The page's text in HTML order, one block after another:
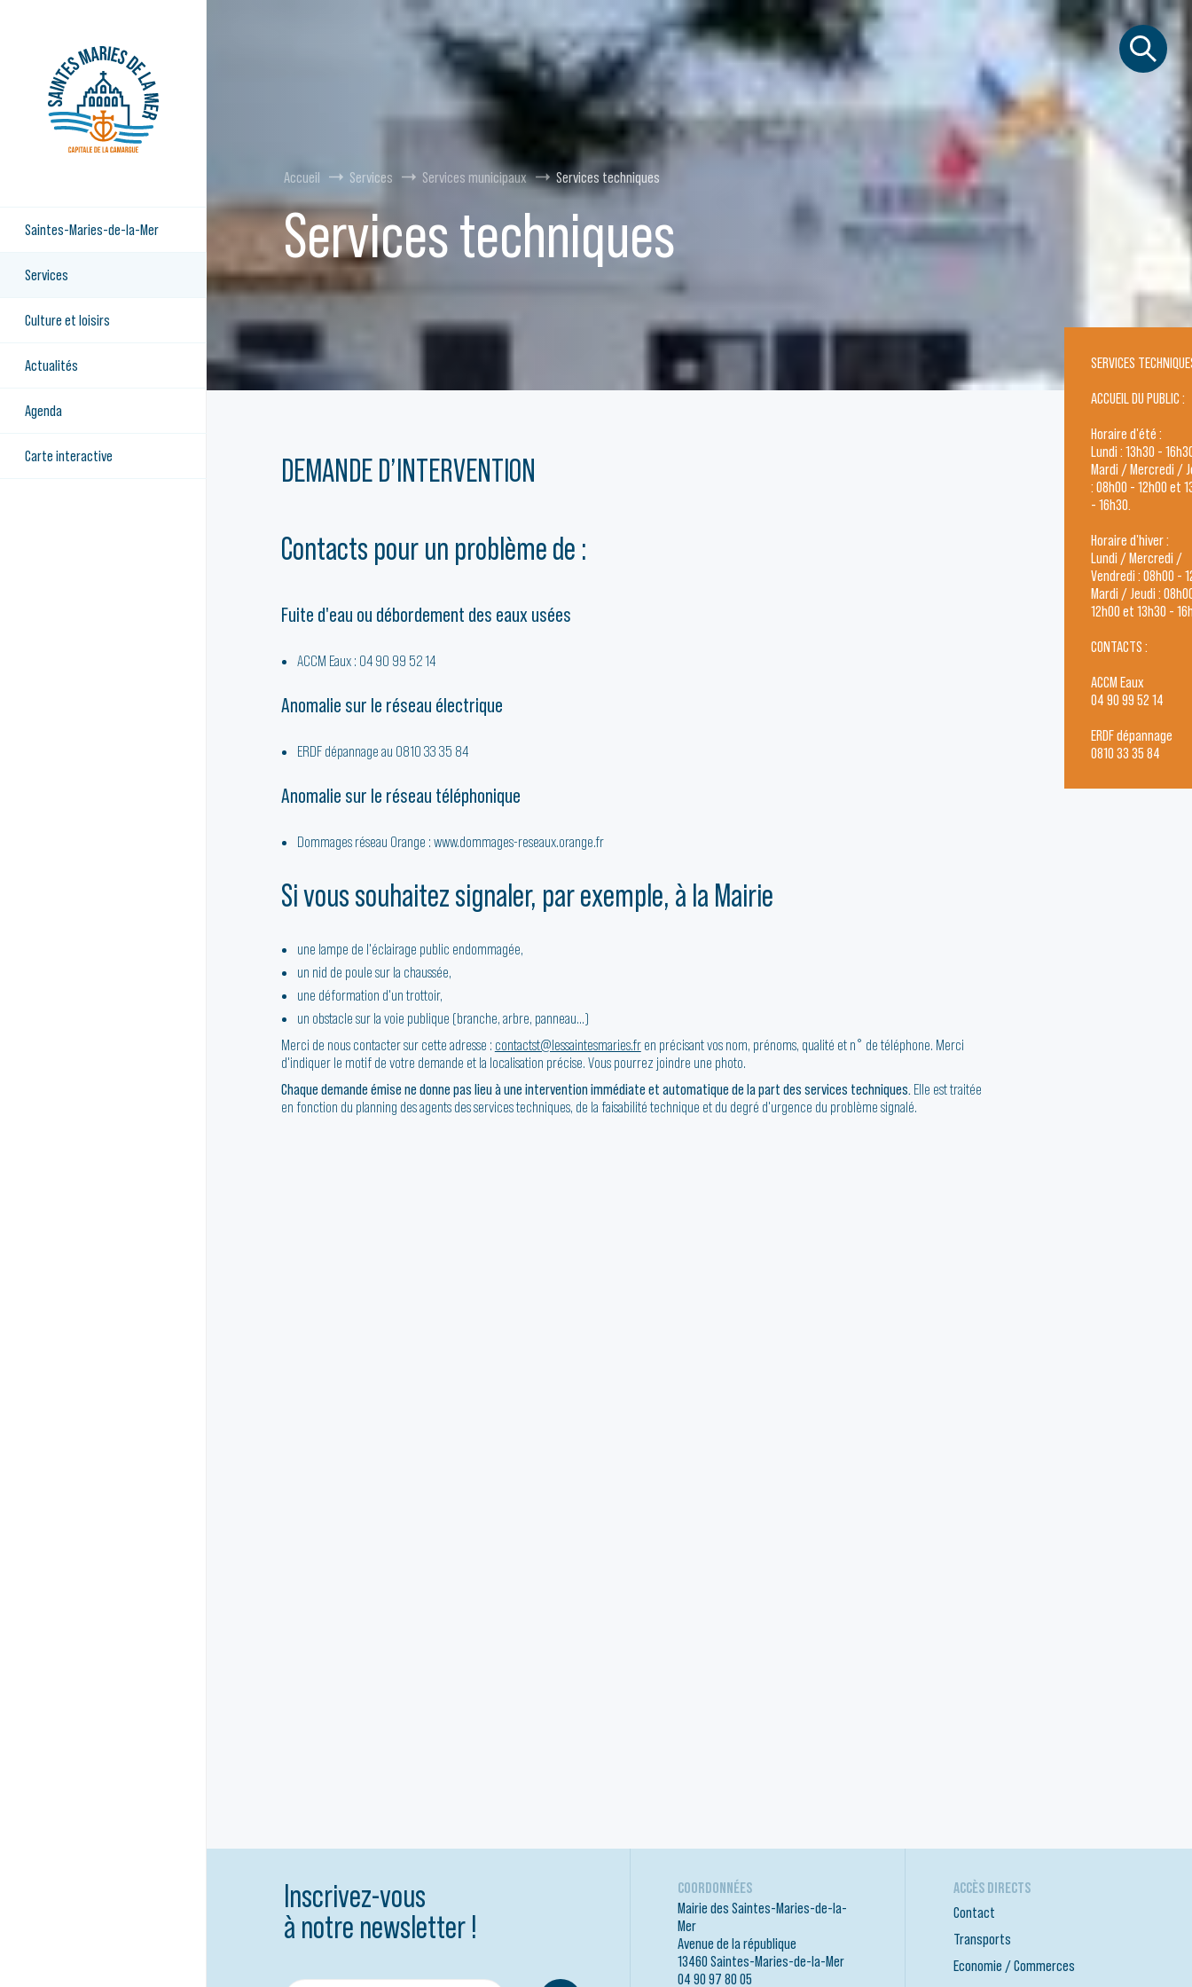
Saintes-Maries-de-la-Mer
Services
Culture et loisirs
Actualités
Agenda
Carte interactive
Accueil Services Services municipaux Services techniques
Services techniques
DEMANDE D’INTERVENTION
Contacts pour un problème de :
Fuite d'eau ou débordement des eaux usées
ACCM Eaux : 04 90 99 52 14
Anomalie sur le réseau électrique
ERDF dépannage au 0810 33 35 84
Anomalie sur le réseau téléphonique
Dommages réseau Orange : www.dommages-reseaux.orange.fr
Si vous souhaitez signaler, par exemple, à la Mairie
une lampe de l'éclairage public endommagée,
un nid de poule sur la chaussée,
une déformation d'un trottoir,
un obstacle sur la voie publique (branche, arbre, panneau...)
Merci de nous contacter sur cette adresse : contactst@lessaintesmaries.fren précisant vos nom, prénoms, qualité et n° de téléphone. Merci
d'indiquer le motif de votre demande et la localisation précise. Vous pourrez joindre une photo.
Chaque demande émise ne donne pas lieu à une intervention immédiate et automatique de la part des services techniques. Elle est traitée
en fonction du planning des agents des services techniques, de la faisabilité technique et du degré d'urgence du problème signalé.
SERVICES
ACCUEIL DU PUBLIC :
Horaire d'été :
Lundi : 13h30 -
Mardi / Mercredi /
: 08h00 - 12h00 et
- 16h30.
Horaire d'hiver :
Lundi / Mercredi /
Vendredi : 08h00 -
Mardi / Jeudi :
12h00 et 13h30 -
CONTACTS :
ACCM Eaux
04 90 99 52 14
ERDF dépannage
0810 33 35 84
Inscrivez-vous
à notre newsletter !
COORDONNÉES
Mairie des Saintes-Maries-de-la-
Mer
Avenue de la république
13460 Saintes-Maries-de-la-Mer
04 90 97 80 05
ACCÈS DIRECTS
Contact
Transports
Economie / Commerces